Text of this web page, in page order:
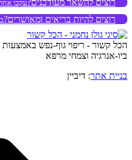
רוצים להשאר מעודכנים?עקבו
רוצים להיות בריאים ומאושרים?
הכל קשור - ריפוי גוף-נפש
ביו-אנרגיה וצמחי מרפא
בניית אתר: דיביין